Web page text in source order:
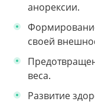
анорексии.
своей
веса.
Развитие